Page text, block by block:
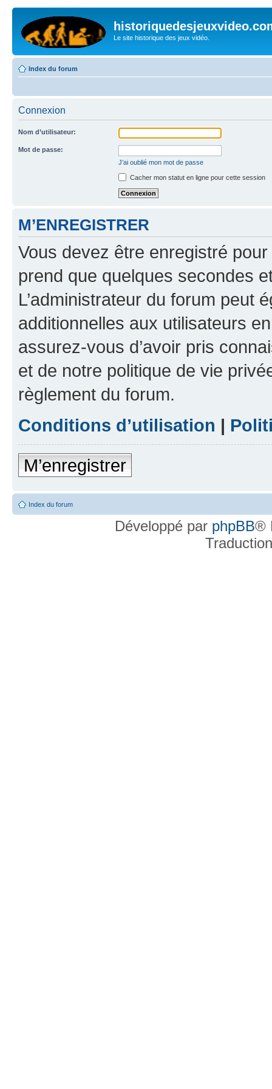
Le site historique des jeux vidéo.
Index du forum
Connexion
Nom d’utilisateur:
Mot de passe:
J’ai oublié mon mot de passe
Cacher mon statut en ligne pour cette session
M’ENREGISTRER
Vous devez être enregistré
prend que quelques secondes
L’administrateur du forum peut
additionnelles aux utilisateurs
assurez-vous d’avoir pris
et de notre politique de vie
règlement du forum.
Conditions d’utilisation |
M’enregistrer
Index du forum
Développé par phpBB®